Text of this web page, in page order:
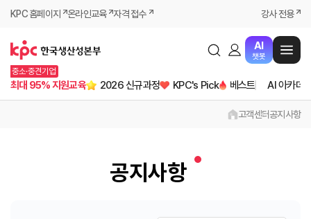
KPC 홈페이지 온라인교육 자격 접수 강사 전용
AI
챗봇
중소·중견기업
최대 95% 지원교육 2026 신규과정 KPC's Pick 베스트 AI 아카데
고객센터공지사항
공지사항